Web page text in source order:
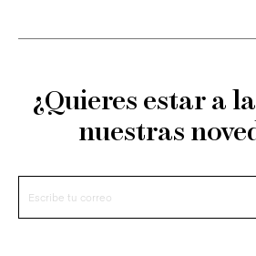
¿Quieres estar a
nuestras